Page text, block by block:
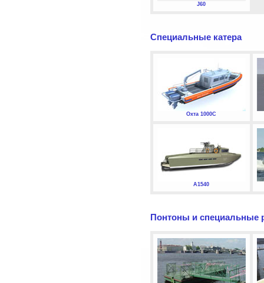
J60
Специальные катера
Охта 1000С
А1540
Понтоны и специальные